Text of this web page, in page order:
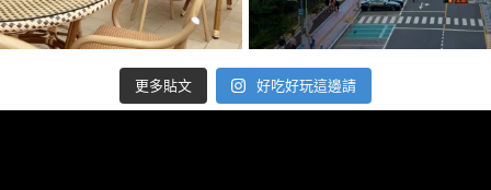
更多貼文 好吃好玩這邊請